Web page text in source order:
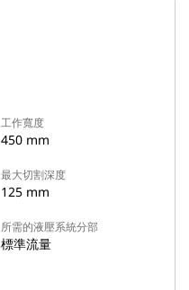
工作寬度
450 mm
最大切割深度
125 mm
所需的液壓系統分部
標準流量